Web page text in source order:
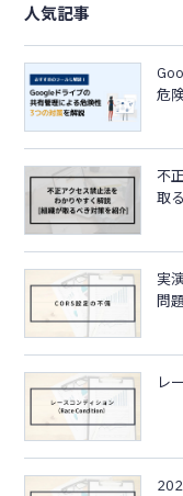
人気記事
危
不
取
実
問
レ